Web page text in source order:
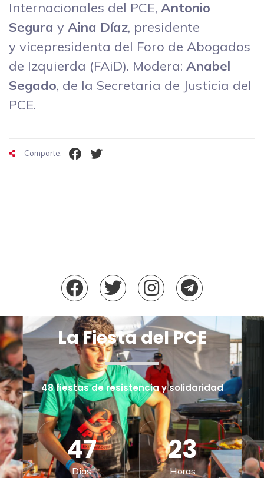
Internacionales del PCE, Antonio
Segura y Aina Díaz, presidente
y vicepresidenta del Foro de Abogados
de Izquierda (FAiD). Modera: Anabel
Segado, de la Secretaria de Justicia del
PCE.
Comparte:
La Fiesta del PCE
48 fiestas de resistencia y solidaridad
47
Dias
23
Horas